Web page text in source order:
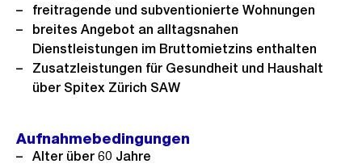
i
g
e
s
l
i
freitragende und subventionierte Wohnungen
breites Angebot an alltagsnahen
Dienstleistungen im Bruttomietzins enthalten
Zusatzleistungen für Gesundheit und Haushalt
über Spitex Zürich SAW
Aufnahmebedingungen
Alter über 60 Jahre